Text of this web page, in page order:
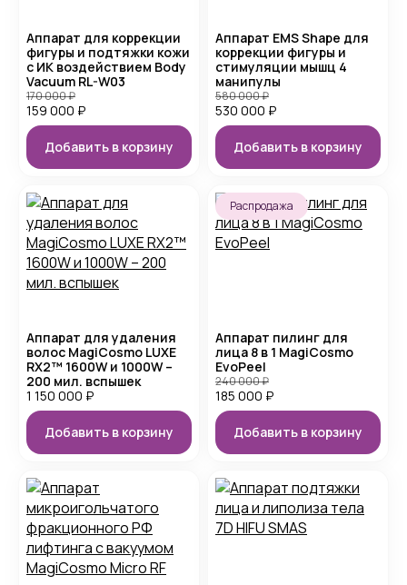
Аппарат для коррекции
фигуры и подтяжки кожи
с ИК воздействием Body
Vacuum RL-W03
159 000 ₽
170 000₽
Добавить в корзину
Аппарат EMS Shape для
коррекции фигуры и
стимуляции мышц 4
манипулы
530 000 ₽
580 000₽
Добавить в корзину
Аппарат для удаления
волос MagiCosmo LUXE
RX2™ 1600W и 1000W –
200 мил. вспышек
1 150 000 ₽
Добавить в корзину
Распродажа
Аппарат пилинг для
лица 8 в 1 MagiCosmo
EvoPeel
185 000 ₽
240 000₽
Добавить в корзину